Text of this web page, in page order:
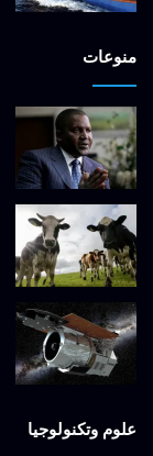
منوعات
علوم وتكنولوجيا